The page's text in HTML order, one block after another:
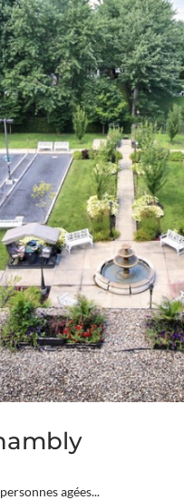
agées...